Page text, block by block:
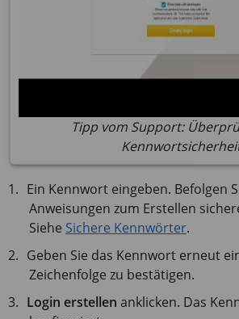
Tipp vom Support:
Ein Kennwort eingeben. Befolgen
Anweisungen zum Erstellen
Siehe Sichere Kennwörter.
Geben Sie das Kennwort erneut
Zeichenfolge zu bestätigen.
Login erstellen anklicken. Das